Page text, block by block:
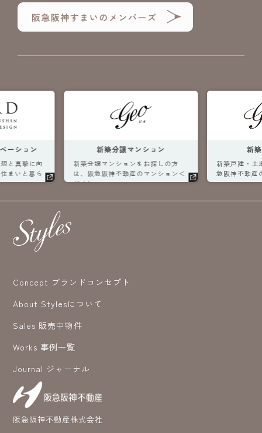
ーション
と真摯に向
まいと暮ら
新築分譲マンション
新築分譲マンションをお探しの方
は、阪急阪神不動産のマンション＜
ジオ＞へ。
新
新築戸建・土
急阪神不動産
へ。
Concept ブランドコンセプト
About Stylesについて
Sales 販売中物件
Works 事例一覧
Journal ジャーナル
阪急阪神不動産株式会社